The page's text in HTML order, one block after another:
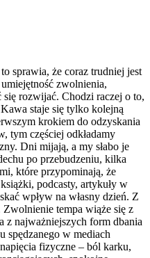
sprawia, że coraz trudniej jest
zwolnienia,
rozwijać. Chodzi raczej o to,
staje się tylko kolejną
krokiem do odzyskania
tym częściej odkładamy
Dni mijają, a my słabo je
po przebudzeniu, kilka
które przypominają, że
podcasty, artykuły w
wpływ na własny dzień. Z
tempa wiąże się z
z najważniejszych form dbania
spędzanego w mediach
fizyczne – ból karku,